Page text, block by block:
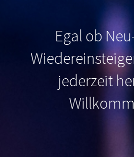
Egal ob
jederzeit